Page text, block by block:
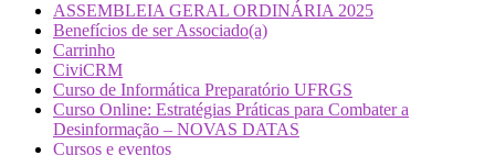
ASSEMBLEIA GERAL ORDINÁRIA 2025
Benefícios de ser Associado(a)
Carrinho
CiviCRM
Curso de Informática Preparatório UFRGS
Curso Online: Estratégias Práticas para Combater a
Desinformação – NOVAS DATAS
Cursos e eventos